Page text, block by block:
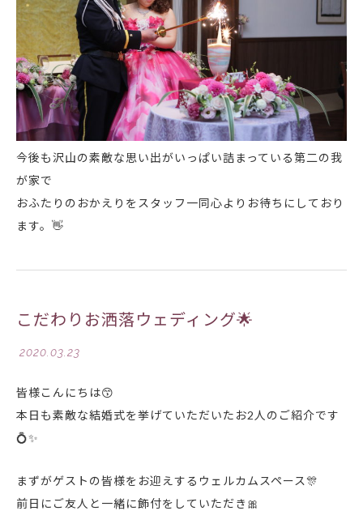
今後も沢山の素敵な思い出がいっぱい詰まっている第二の我
が家で
おふたりのおかえりをスタッフ一同心よりお待ちにしており
ます。 👋
こだわりお洒落ウェディング🌟
2020.03.23
皆様こんにちは😙
本日も素敵な結婚式を挙げていただいたお2人のご紹介です
💍✨
まずがゲストの皆様をお迎えするウェルカムスペース🎊
前日にご友人と一緒に飾付をしていただき🎀